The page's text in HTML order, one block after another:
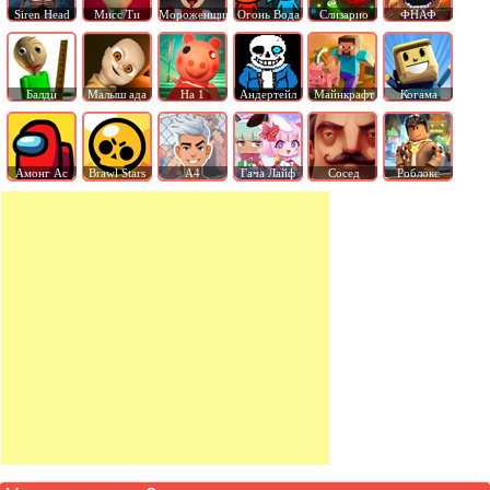
Siren Head Мисс Ти Мороженщик Огонь Вода Слизарио ФНАФ
Балди Малыш ада На 1 Андертейл Майнкрафт Когама
Амонг Ас Brawl Stars А4 Гача Лайф Сосед Роблокс